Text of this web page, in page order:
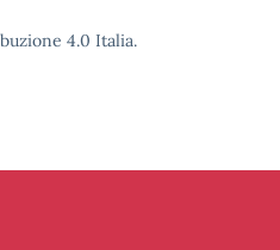
4.0 Italia.